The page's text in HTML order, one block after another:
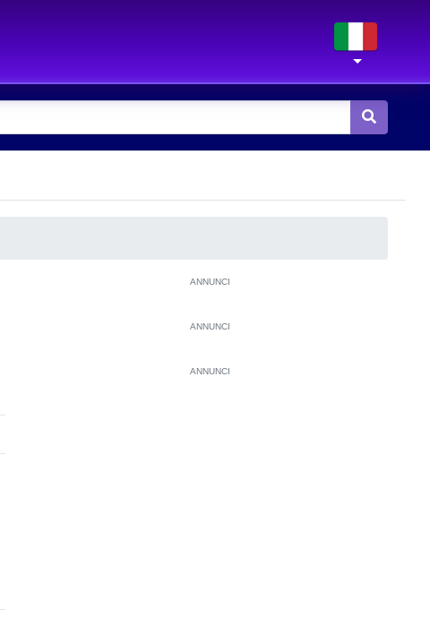
ANNUNCI
ANNUNCI
ANNUNCI